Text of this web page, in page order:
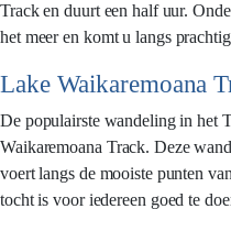
Track en duurt een half uur.
het meer en komt u langs
Lake Waikaremoana
De populairste wandeling in het
Waikaremoana Track. Deze
voert langs de mooiste punten
tocht is voor iedereen goed te